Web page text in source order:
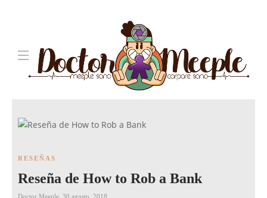
RESEÑAS
Reseña de How to Rob a Bank
Doctor Meeple 30 agosto, 2018